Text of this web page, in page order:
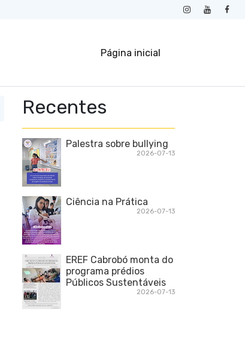
Página inicial
Recentes
Palestra sobre bullying
2026-07-13
Ciência na Prática
2026-07-13
EREF Cabrobó monta do
programa prédios
Públicos Sustentáveis
2026-07-13